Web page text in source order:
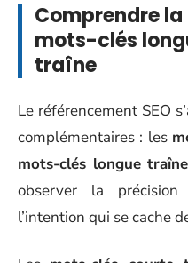
Comprendre
mots-clés
traîne
Le référencement SEO
complémentaires : les
mots-clés longue traîne
observer la
l’intention qui se cache